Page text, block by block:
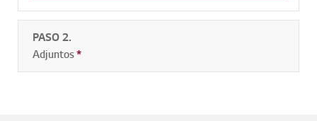
PASO 2.
AdjuntosCampos Requeridos
*